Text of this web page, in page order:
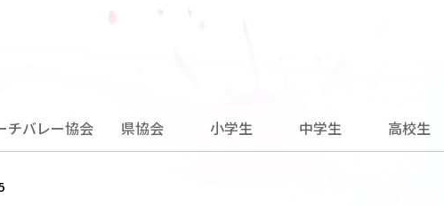
チバレー協会 県協会 小学生 中学生 高校生